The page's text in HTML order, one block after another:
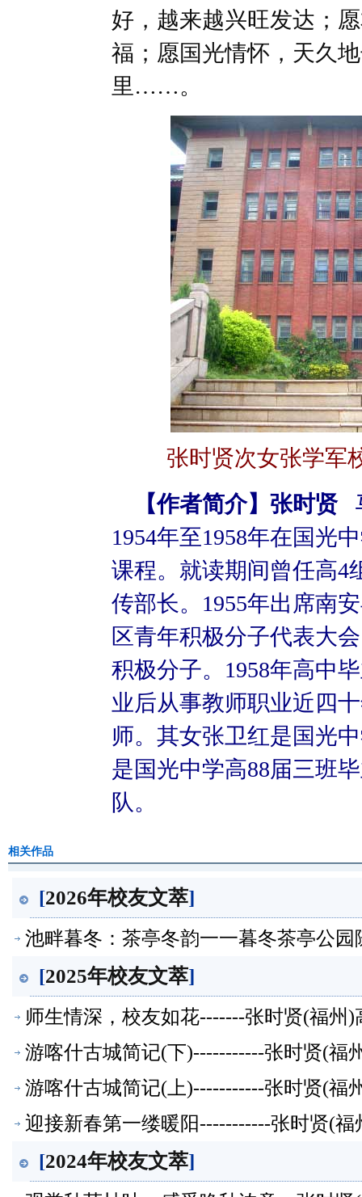
好，越来越兴旺发达；
福；愿国光情怀，天久
里……。
张时贤次女张学军
【作者简介】张时贤
1954年至1958年在国光
课程。就读期间曾任高4
传部长。1955年出席南
区青年积极分子代表大
积极分子。1958年高中
业后从事教师职业近四
师。其女张卫红是国光
是国光中学高88届三班
队。
相关作品
[2026年校友文萃]
池畔暮冬：茶亭冬韵一一暮冬茶亭公
[2025年校友文萃]
师生情深，校友如花-------张时贤(福州
游喀什古城简记(下)-----------张时贤(福
游喀什古城简记(上)-----------张时贤(福
迎接新春第一缕暖阳-----------张时贤(
[2024年校友文萃]